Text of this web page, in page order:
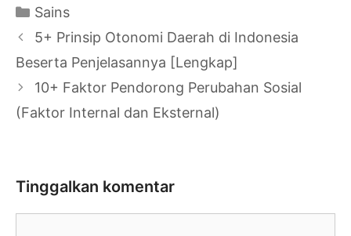
Kategori
Sains
Navigasi
Tulisan
5+ Prinsip Otonomi Daerah di Indonesia
Beserta Penjelasannya [Lengkap]
10+ Faktor Pendorong Perubahan Sosial
(Faktor Internal dan Eksternal)
Tinggalkan komentar